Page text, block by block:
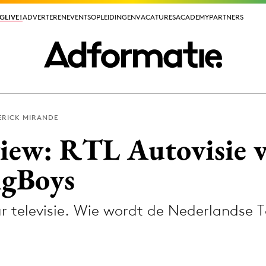
ADVERTERENEVENTSOPLEIDINGENVACATURESACADEMYPARTNERS
ADVERTERENEVENTSOPLEIDINGENVACATURESACADEMYPARTNERS
Media
MIRANDE
RTL Autovisie
televisie. Wie wordt de Nederlandse